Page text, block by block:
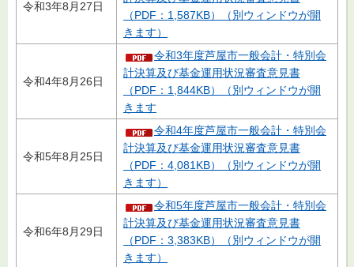
令和3年8月27日
（PDF：1,587KB）（別ウィンドウが開
きます）
令和4年8月26日
令和3年度芦屋市一般会計・特別会
計決算及び基金運用状況審査意見書
（PDF：1,844KB）（別ウィンドウが開
きます
令和5年8月25日
令和4年度芦屋市一般会計・特別会
計決算及び基金運用状況審査意見書
（PDF：4,081KB）（別ウィンドウが開
きます）
令和6年8月29日
令和5年度芦屋市一般会計・特別会
計決算及び基金運用状況審査意見書
（PDF：3,383KB）（別ウィンドウが開
きます）